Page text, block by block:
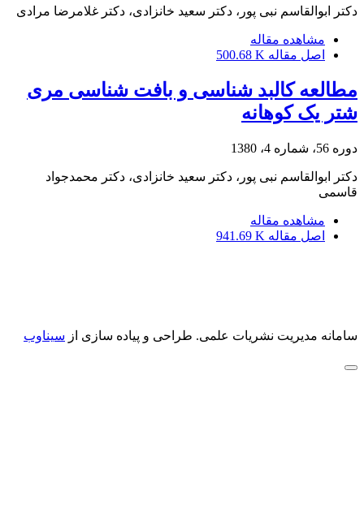
دکتر ابوالقاسم نبی پور، دکتر سعید خانزادی، دکتر غلامرضا مرادی
مشاهده مقاله
اصل مقاله 500.68 K
مطالعه کالبد شناسی و بافت شناسی مری
شتر یک کوهانه
دوره 56، شماره 4، 1380
دکتر ابوالقاسم نبی پور، دکتر سعید خانزادی، دکتر محمدجواد
قاسمی
مشاهده مقاله
اصل مقاله 941.69 K
سامانه مدیریت نشریات علمی. طراحی و پیاده سازی از سیناوب